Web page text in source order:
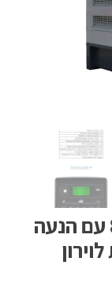
גנרטור דיזל מושתק 88KVA עם הנעה